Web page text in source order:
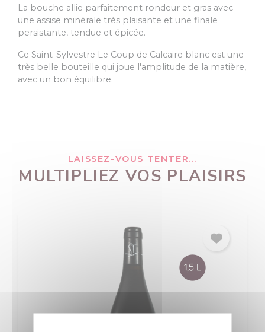
La bouche allie parfaitement rondeur et gras avec
une assise minérale très plaisante et une finale
persistante, tendue et épicée.
Ce Saint-Sylvestre Le Coup de Calcaire blanc est une
très belle bouteille qui joue l'amplitude de la matière,
avec un bon équilibre.
LAISSEZ-VOUS TENTER...
MULTIPLIEZ VOS PLAISIRS